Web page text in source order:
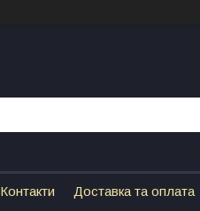
Контакти Доставка та оплата